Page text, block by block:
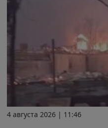
4 августа 2026 | 11:46